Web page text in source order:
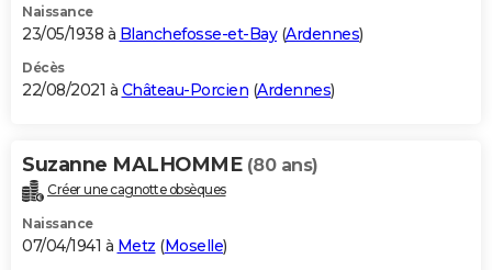
Naissance
23/05/1938 à Blanchefosse-et-Bay(Ardennes)
Décès
22/08/2021 à Château-Porcien (Ardennes)
Suzanne MALHOMME (80 ans)
Créer une cagnotte obsèques
Naissance
07/04/1941 à Metz (Moselle)